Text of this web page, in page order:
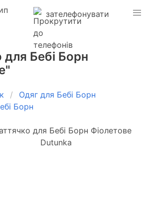
зателефонувати
для Бебі Борн
Одяг для Бебі Борн
Борн